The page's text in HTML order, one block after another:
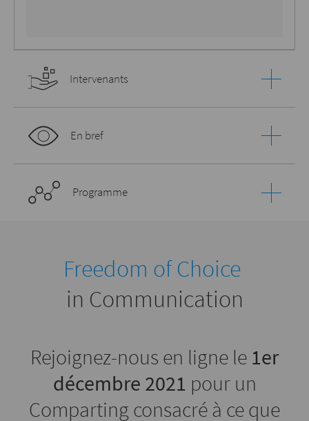
Intervenants
En bref
Programme
Freedom of Choice
in Communication
Rejoignez-nous en ligne le 1er
décembre 2021 pour un
Comparting consacré à ce que